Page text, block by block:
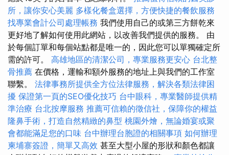
所，讓你安心美麗 多樣化餐盒選擇，方便快捷的餐飲服務
找專業會計公司處理帳務 我們使用自己的或第三方餅乾來
更好地了解如何使用此網站，以改善我們提供的服務。 由
於每個訂單和每個站點都是唯一的，因此您可以單獨確定所
需的許可。 高雄地區的清潔公司，專業服務更安心 台北整
骨推薦 在價格，運輸和額外服務的地址上與我們的工作室
聯繫。 法律事務所提供全方位法律服務，解決各類法律困
擾 保證第一頁的SEO優化技巧 台中眼科，專業醫師提供精
準治療 台北按摩服務 推薦可信賴的徵信社，保障你的權益
隆鼻手術，打造自然精緻的鼻型 桃園外燴，無論婚宴或聚
會都能滿足您的口味 台中辦理台胞證的相關事項 如何辦理
柬埔寨簽證，簡單又高效 甚至大型小屋的形狀和顏色都讓